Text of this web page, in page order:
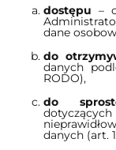
dostępu –
dane
do
danych
RODO),
do
danych (art.